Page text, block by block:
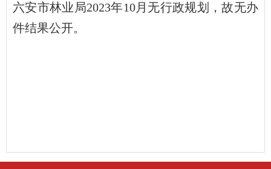
六安市林业局2023年10月无行政规划，故无办
件结果公开。